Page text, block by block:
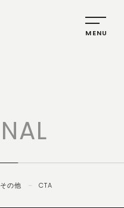
NAL
その他 － CTA